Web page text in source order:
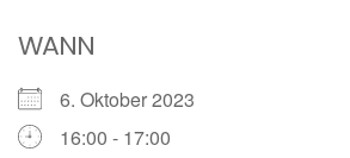
WANN
6. Oktober 2023
16:00 - 17:00